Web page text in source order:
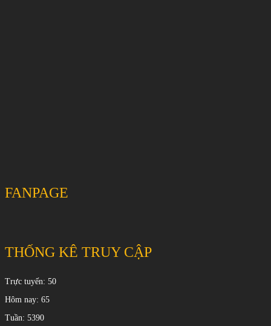
FANPAGE
THỐNG KÊ TRUY CẬP
Trực tuyến: 50
Hôm nay: 65
Tuần: 5390